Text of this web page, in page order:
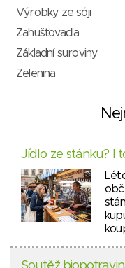
Výrobky ze sóji
Zahušťovadla
Základní suroviny
Zelenina
Jídlo ze stánku? I